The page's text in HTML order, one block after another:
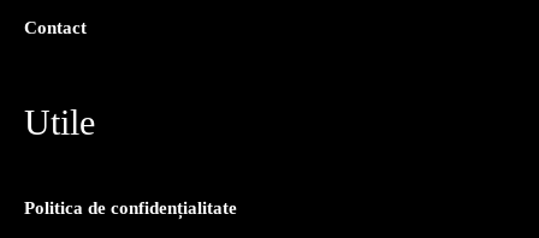
Contact
Utile
Politica de confidențialitate